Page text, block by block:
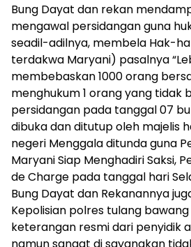
Bung Dayat dan rekan
mengawal persidangan guna
seadil-adilnya, membela Hak-
terdakwa Maryani) pasalnya
membebaskan 1000 orang
menghukum 1 orang yang tidak
persidangan pada tanggal 07
dibuka dan ditutup oleh majelis
negeri Menggala ditunda guna
Maryani Siap Menghadiri Saksi,
de Charge pada tanggal hari
Bung Dayat dan Rekanannya
Kepolisian polres tulang
keterangan resmi dari penyidik
namun sangat di sayangkan